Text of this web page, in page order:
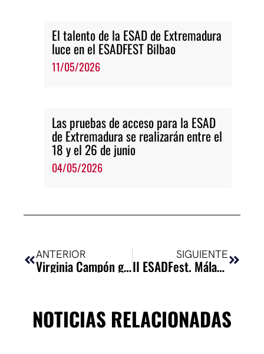
El talento de la ESAD de Extremadura
luce en el ESADFEST Bilbao
11/05/2026
Las pruebas de acceso para la ESAD
de Extremadura se realizarán entre el
18 y el 26 de junio
04/05/2026
ANTERIOR
Virginia Campón gana el Premio de Textos Teatrales Parábasis –Plaza del Arte-
SIGUIENTE
II ESADFest. Málaga 2024
NOTICIAS RELACIONADAS